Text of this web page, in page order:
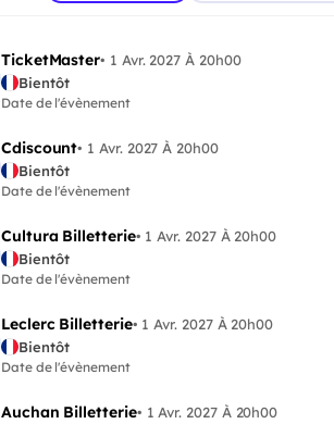
TicketMaster• 1 Avr. 2027 À 20h00
Bientôt
Date de l'évènement
Cdiscount• 1 Avr. 2027 À 20h00
Bientôt
Date de l'évènement
Cultura Billetterie• 1 Avr. 2027 À 20h00
Bientôt
Date de l'évènement
Leclerc Billetterie• 1 Avr. 2027 À 20h00
Bientôt
Date de l'évènement
Auchan Billetterie• 1 Avr. 2027 À 20h00